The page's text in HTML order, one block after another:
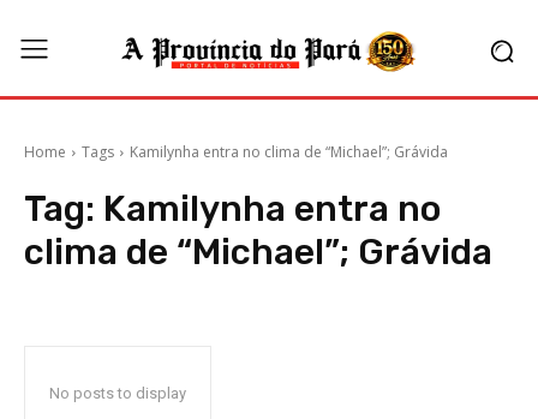
Home Tags Kamilynha entra no clima de “Michael”; Grávida
Tag: Kamilynha entra no
clima de “Michael”; Grávida
No posts to display